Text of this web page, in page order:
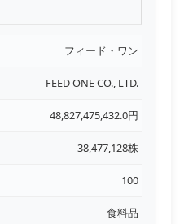
フィード・ワン
FEED ONE CO., LTD.
48,827,475,432.0円
38,477,128株
100
食料品